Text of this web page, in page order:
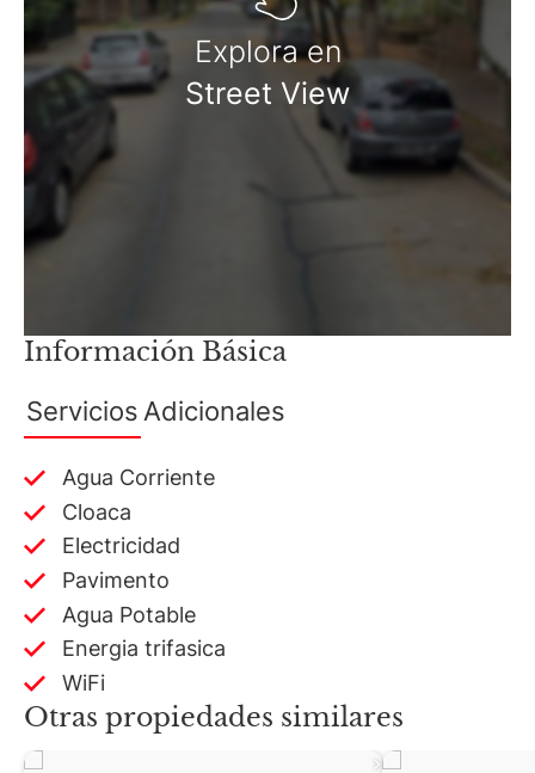
Explora en
Street View
Información Básica
Servicios Adicionales
Agua Corriente
Cloaca
Electricidad
Pavimento
Agua Potable
Energia trifasica
WiFi
Otras propiedades similares